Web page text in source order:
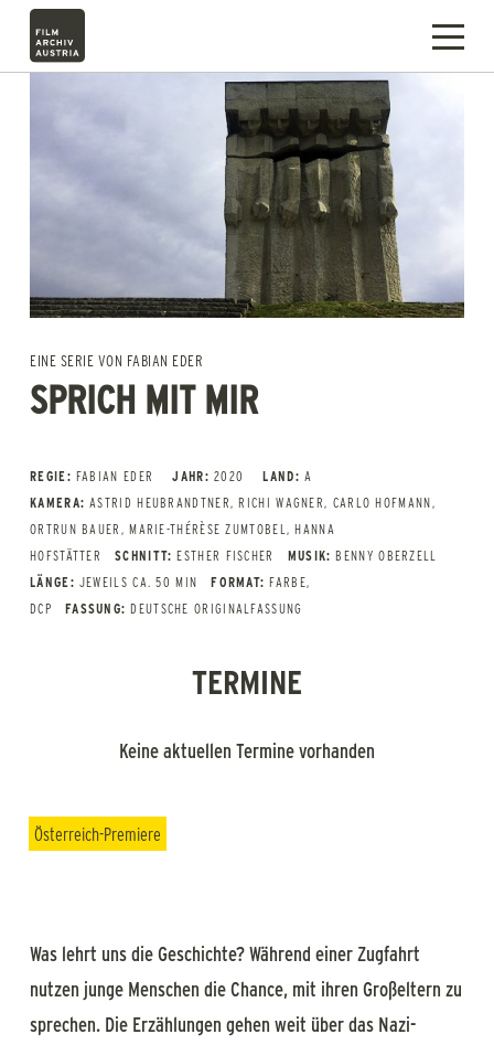
EINE SERIE VON FABIAN EDER
SPRICH MIT MIR
REGIE: FABIAN EDER JAHR: 2020 LAND: A
KAMERA: ASTRID HEUBRANDTNER, RICHI WAGNER, CARLO HOFMANN,
ORTRUN BAUER, MARIE-THÉRÈSE ZUMTOBEL, HANNA
HOFSTÄTTER
SCHNITT: ESTHER FISCHER MUSIK: BENNY OBERZELL
LÄNGE: JEWEILS CA. 50 MIN FORMAT: FARBE,
DCP
FASSUNG: DEUTSCHE ORIGINALFASSUNG
TERMINE
Keine aktuellen Termine vorhanden
Österreich-Premiere
Was lehrt uns die Geschichte? Während einer Zugfahrt
nutzen junge Menschen die Chance, mit ihren Großeltern zu
sprechen. Die Erzählungen gehen weit über das Nazi-